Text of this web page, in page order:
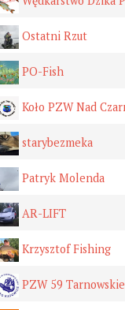
Ostatni Rzut
PO-Fish
Koło PZW Nad
starybezmeka
Patryk Molenda
AR-LIFT
Krzysztof Fishing
PZW 59